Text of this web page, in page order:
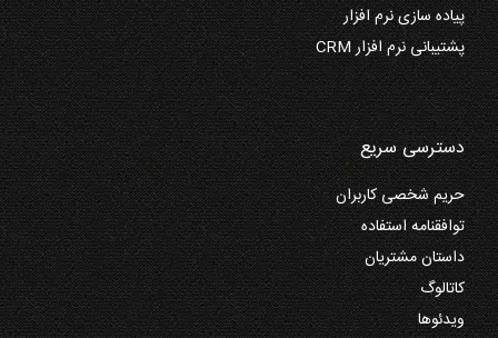
پیاده سازی نرم افزار
پشتیبانی نرم افزار CRM
دسترسی سریع
حریم شخصی کاربران
توافقنامه استفاده
داستان مشتریان
کاتالوگ
ویدئوها